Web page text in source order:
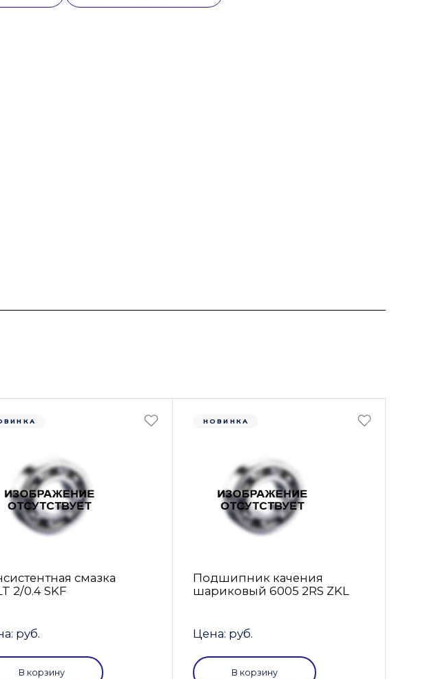
смазка
2/0.4 SKF
руб.
В корзину
НОВИНКА
Подшипник качения
шариковый 6005 2RS ZKL
Цена: руб.
В корзину